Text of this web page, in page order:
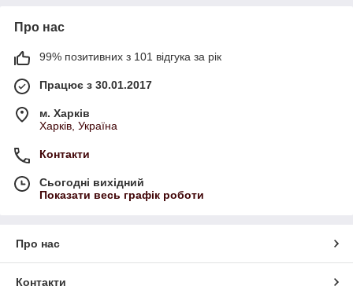
Про нас
99% позитивних з 101 відгука за рік
Працює з 30.01.2017
м. Харків
Харків, Україна
Контакти
Сьогодні вихідний
Показати весь графік роботи
Про нас
Контакти